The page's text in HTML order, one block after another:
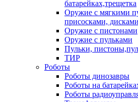
батарейках,трещетка
Оружие с мягкими
присосками, дисками
Оружие с пистонами
Оружие с пульками
Пульки,
ТИР
Роботы
Роботы динозавры
Роботы на
Роботы